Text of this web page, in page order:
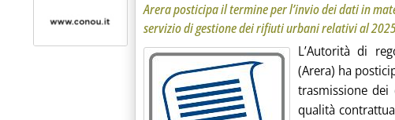
Arera posticipa il termine per l’invio dei dati in
servizio di gestione dei rifiuti urbani relativi al
L’Autorità di
(Arera) ha
trasmissione
qualità